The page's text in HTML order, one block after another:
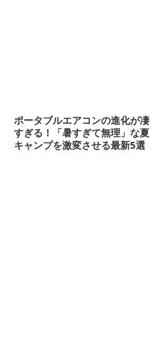
ポータブルエアコンの進化が凄
すぎる！「暑すぎて無理」な夏
キャンプを激変させる最新5選